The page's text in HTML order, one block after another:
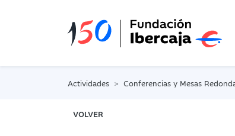
Actividades Conferencias y Mesas
VOLVER